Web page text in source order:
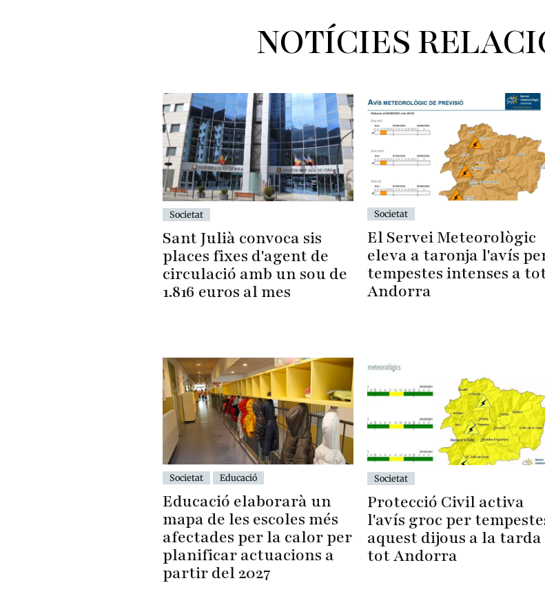
NOTÍCIES
Societat
Sant Julià convoca sis
places fixes d'agent de
circulació amb un sou de
1.816 euros al mes
Societat
El Servei Meteorològic
eleva a taronja l'avís
tempestes intenses a
Andorra
Societat Educació
Educació elaborarà un
mapa de les escoles més
afectades per la calor per
planificar actuacions a
partir del 2027
Societat
Protecció Civil activa
l'avís groc per
aquest dijous a la tarda
tot Andorra